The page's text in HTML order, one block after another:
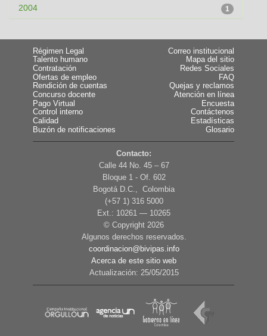
1
2004
Régimen Legal
Talento humano
Contratación
Ofertas de empleo
Rendición de cuentas
Concurso docente
Pago Virtual
Control interno
Calidad
Buzón de notificaciones
Correo institucional
Mapa del sitio
Redes Sociales
FAQ
Quejas y reclamos
Atención en línea
Encuesta
Contáctenos
Estadísticas
Glosario
Contacto:
Calle 44 No. 45 – 67
Bloque 1 - Of. 602
Bogotá D.C., Colombia
(+57 1) 316 5000
Ext.: 10261 — 10265
© Copyright 2026
Algunos derechos reservados.
coordinacion@bivipas.info
Acerca de este sitio web
Actualización: 25/05/2015